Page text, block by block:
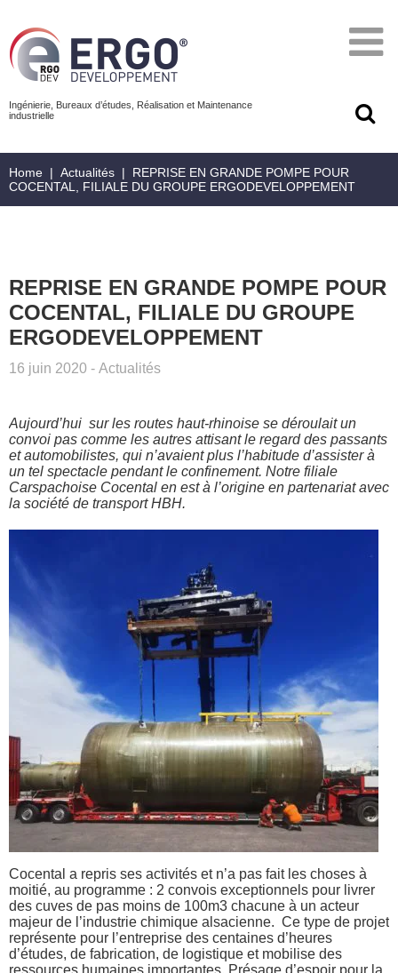
Ingénierie, Bureaux d’études, Réalisation et Maintenance
industrielle
Home | Actualités | REPRISE EN GRANDE POMPE POUR
COCENTAL, FILIALE DU GROUPE ERGODEVELOPPEMENT
REPRISE EN GRANDE POMPE POUR
COCENTAL, FILIALE DU GROUPE
ERGODEVELOPPEMENT
16 juin 2020 - Actualités
Aujourd’hui sur les routes haut-rhinoise se déroulait un
convoi pas comme les autres attisant le regard des passants
et automobilistes, qui n’avaient plus l’habitude d’assister à
un tel spectacle pendant le confinement. Notre filiale
Carspachoise Cocental en est à l’origine en partenariat avec
la société de transport HBH.
Cocental a repris ses activités et n’a pas fait les choses à
moitié, au programme : 2 convois exceptionnels pour livrer
des cuves de pas moins de 100m3 chacune à un acteur
majeur de l’industrie chimique alsacienne. Ce type de projet
représente pour l’entreprise des centaines d’heures
d’études, de fabrication, de logistique et mobilise des
ressources humaines importantes. Présage d’espoir pour la